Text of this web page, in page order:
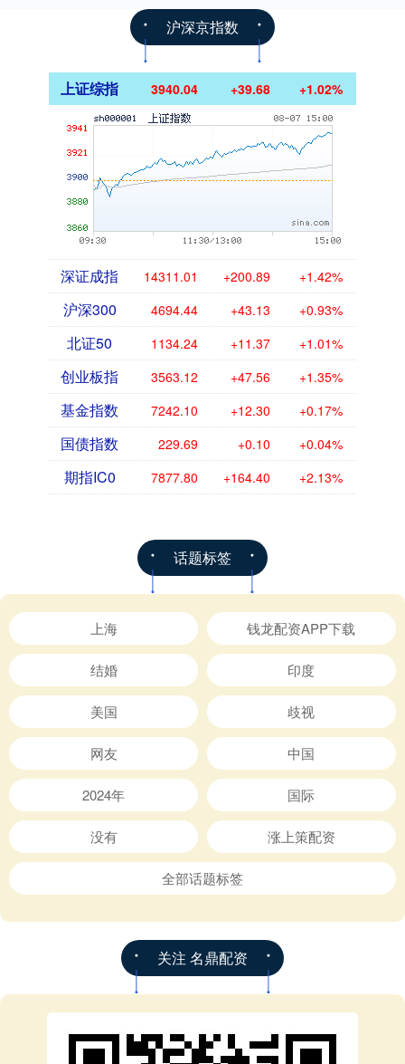
沪深京指数
上证综指 3940.04 +39.68 +1.02%
深证成指 14311.01 +200.89 +1.42%
沪深300 4694.44 +43.13 +0.93%
北证50 1134.24 +11.37 +1.01%
创业板指 3563.12 +47.56 +1.35%
基金指数 7242.10 +12.30 +0.17%
国债指数 229.69 +0.10 +0.04%
期指IC0 7877.80 +164.40 +2.13%
话题标签
上海 钱龙配资APP下载
结婚 印度
美国 歧视
网友 中国
2024年 国际
没有 涨上策配资
全部话题标签
关注 名鼎配资